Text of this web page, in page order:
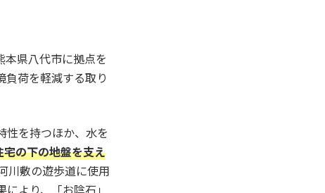
本県八代市に拠点を
荷を軽減する取り
性を持つほか、水を
の下の地盤を支え
川敷の遊歩道に使用